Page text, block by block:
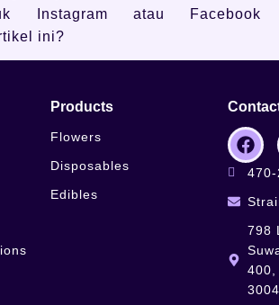
Instagram atau Facebook
ini?
Products
Flowers
Disposables
Edibles
798